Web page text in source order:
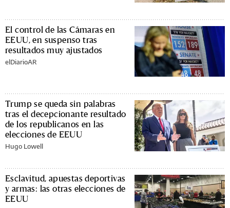
El control de las Cámaras en
EEUU, en suspenso tras
resultados muy ajustados
elDiarioAR
Trump se queda sin palabras
tras el decepcionante resultado
de los republicanos en las
elecciones de EEUU
Hugo Lowell
Esclavitud, apuestas deportivas
y armas: las otras elecciones de
EEUU